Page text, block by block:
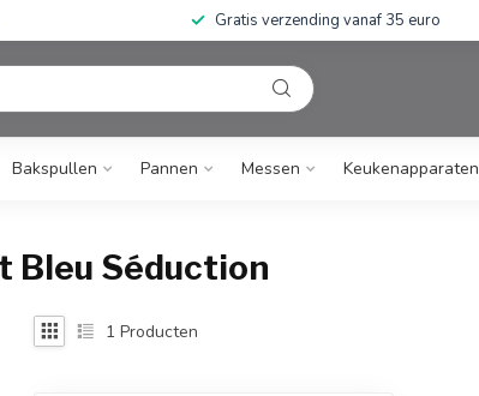
Gratis verzending vanaf 35 euro
Bakspullen Pannen Messen Keukenapparaten
Bleu Séduction
1 Producten